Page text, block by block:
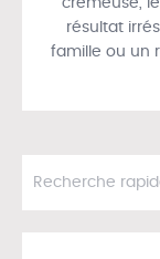
crémeuse,
résultat
famille ou un